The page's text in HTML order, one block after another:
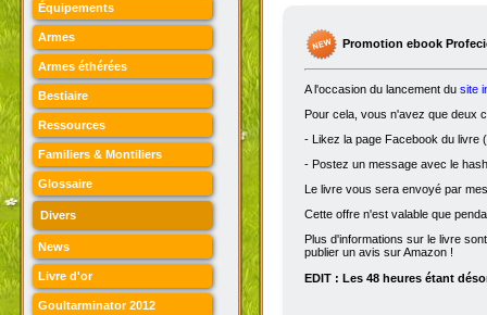
Équipements
Armes
Armes éthérées
Bestiaire
Ressources
Familiers & Montiliers
Glossaire
Divers
News
Livre d'or
Goultarminator 2012
Promotion ebook
A l'occasion du lancement du site
Pour cela, vous n'avez que deux
- Likez la page Facebook du livre (
- Postez un message avec le
Le livre vous sera envoyé par
Cette offre n'est valable que
Plus d'informations sur le livre
publier un avis sur Amazon !
EDIT : Les 48 heures étant